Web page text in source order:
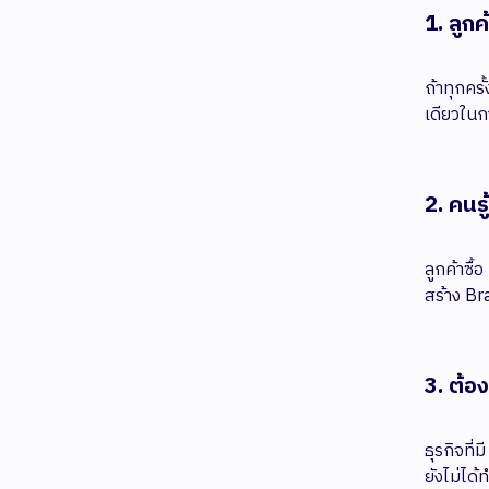
1. ลูก
ถ้าทุกครั้
เดียวใน
2. คน
ลูกค้าซื้อ
สร้าง
3. ต้อ
ธุรกิจที่
ยังไม่ไ